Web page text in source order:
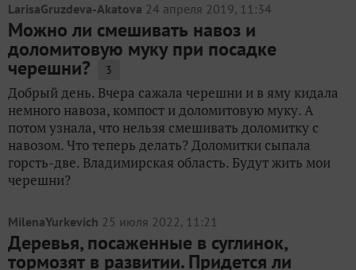
LarisaGruzdeva-Akatova 24 апреля 2019, 11:34
Можно ли смешивать навоз и
доломитовую муку при посадке
черешни? 3
Добрый день. Вчера сажала черешни и в яму кидала
немного навоза, компост и доломитовую муку. А
потом узнала, что нельзя смешивать доломитку с
навозом. Что теперь делать? Доломитки сыпала
горсть-две. Владимирская область. Будут жить мои
черешни?
MilenaYurkevich 25 июля 2022, 11:21
Деревья, посаженные в суглинок,
тормозят в развитии. Придется ли